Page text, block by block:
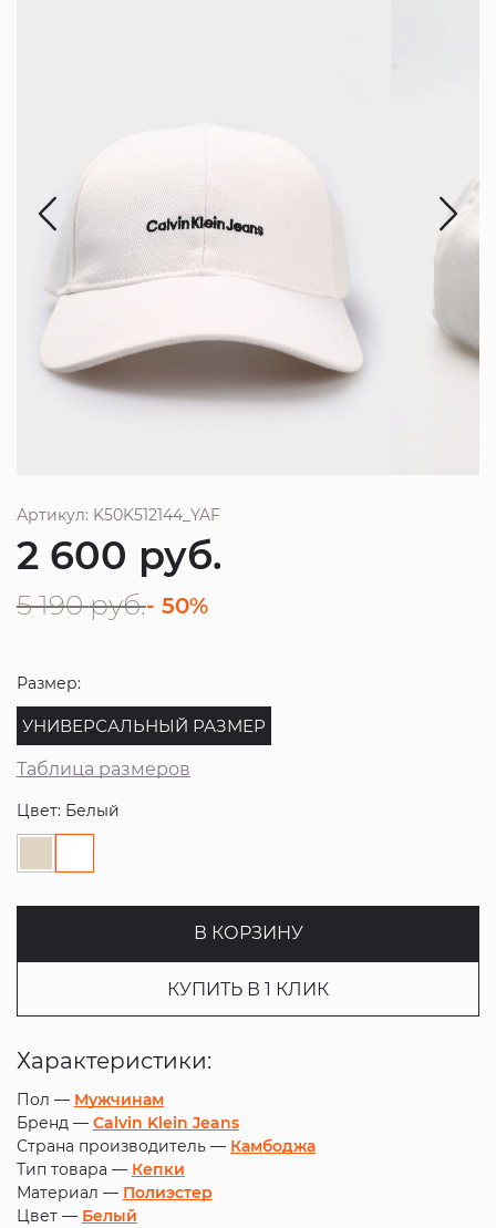
Артикул: K50K512144_YAF
2 600 руб.
5 190 руб.- 50%
Размер:
УНИВЕРСАЛЬНЫЙ РАЗМЕР
Таблица размеров
Цвет: Белый
В КОРЗИНУ
КУПИТЬ В 1 КЛИК
Характеристики:
Пол — Мужчинам
Бренд — Calvin Klein Jeans
Страна производитель — Камбоджа
Тип товара — Кепки
Материал — Полиэстер
Цвет — Белый